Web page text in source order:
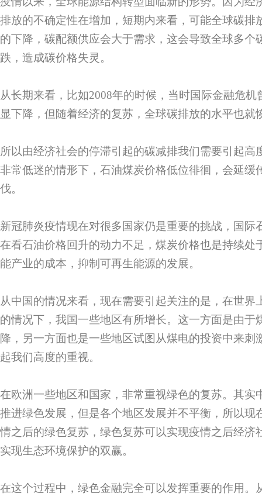
排放的不确定性在增加，短期内来看，可能全球碳排
的下降，碳配额供应会大于需求，这会导致全球多个
跌，造成碳价格失灵。
从长期来看，比如2008年的时候，当时国际金融危
显下降，但随着经济的复苏，全球碳排放的水平也就
所以由经济社会的停滞引起的碳减排我们需要引起高
非常低迷的情形下，石油煤炭价格低位徘徊，会延缓
伐。
新冠肺炎疫情现在对很多国家仍是重要的挑战，国际
在看石油价格回升的动力不足，煤炭价格也是持续处
能产业的成本，抑制可再生能源的发展。
从中国的情况来看，现在需要引起关注的是，在世界
的情况下，我国一些地区有所增长。这一方面是由于
降，另一方面也是一些地区试图从煤电的投资中来刺
起我们高度的重视。
在欧洲一些地区和国家，非常重视绿色的复苏。其实
推进绿色发展，但是各个地区发展并不平衡，所以现
情之后的绿色复苏，绿色复苏可以实现疫情之后经济
实现生态环境保护的双赢。
在这个过程中，绿色金融完全可以发挥重要的作用。